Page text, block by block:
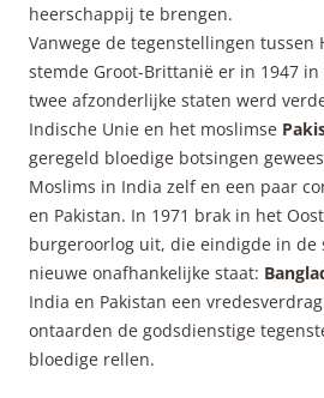
heerschappij te brengen.
Vanwege de tegenstellingen tussen
stemde Groot-Brittanië er in 1947
twee afzonderlijke staten werd
Indische Unie en het moslimse
geregeld bloedige botsingen
Moslims in India zelf en een paar
en Pakistan. In 1971 brak in het
burgeroorlog uit, die eindigde in de
nieuwe onafhankelijke staat:
India en Pakistan een
ontaarden de godsdienstige
bloedige rellen.